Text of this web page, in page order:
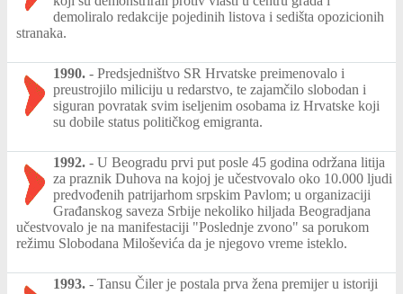
demoliralo redakcije pojedinih listova i sedišta opozicionih
stranaka.
1990. - Predsjedništvo SR Hrvatske preimenovalo i
preustrojilo miliciju u redarstvo, te zajamčilo slobodan i
siguran povratak svim iseljenim osobama iz Hrvatske koji
su dobile status političkog emigranta.
1992. - U Beogradu prvi put posle 45 godina održana litija
za praznik Duhova na kojoj je učestvovalo oko 10.000 ljudi
predvođenih patrijarhom srpskim Pavlom; u organizaciji
Građanskog saveza Srbije nekoliko hiljada Beogradjana
učestvovalo je na manifestaciji "Poslednje zvono" sa porukom
režimu Slobodana Miloševića da je njegovo vreme isteklo.
1993. - Tansu Čiler je postala prva žena premijer u istoriji